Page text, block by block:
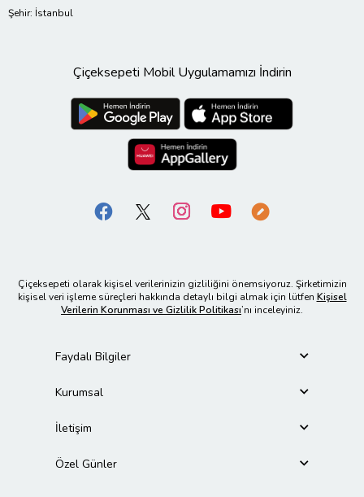
Şehir: İstanbul
Çiçeksepeti Mobil Uygulamamızı İndirin
Çiçeksepeti olarak kişisel verilerinizin gizliliğini önemsiyoruz. Şirketimizin
kişisel veri işleme süreçleri hakkında detaylı bilgi almak için lütfen Kişisel
Verilerin Korunması ve Gizlilik Politikası’nı inceleyiniz.
Faydalı Bilgiler
Kurumsal
İletişim
Özel Günler